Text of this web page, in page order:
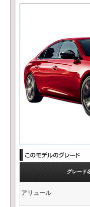
グレード
アリュール